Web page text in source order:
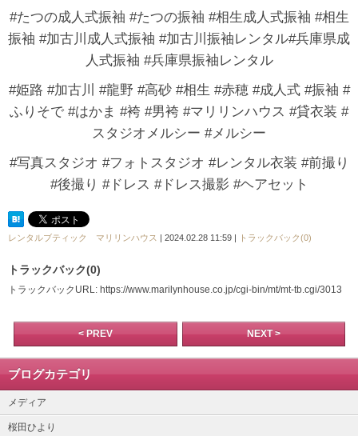
#たつの成人式振袖 #たつの振袖 #相生成人式振袖 #相生
振袖 #加古川成人式振袖 #加古川振袖レンタル#兵庫県成
人式振袖 #兵庫県振袖レンタル
#姫路 #加古川 #龍野 #高砂 #相生 #赤穂 #成人式 #振袖 #
ふりそで #はかま #袴 #男袴 #マリリンハウス #貸衣装 #
スタジオメルシー #メルシー
#写真スタジオ #フォトスタジオ #レンタル衣装 #前撮り
#後撮り #ドレス #ドレス撮影 #ヘアセット
レンタルブティック マリリンハウス | 2024.02.28 11:59 | トラックバック(0)
トラックバック(0)
トラックバックURL: https://www.marilynhouse.co.jp/cgi-bin/mt/mt-tb.cgi/3013
< PREV NEXT >
ブログカテゴリ
メディア
桜田ひより